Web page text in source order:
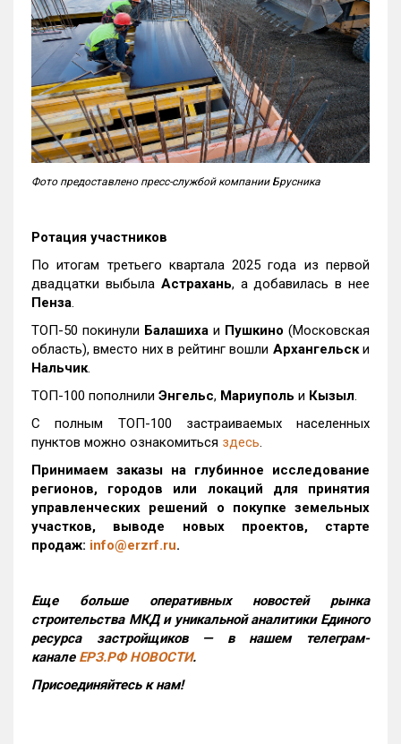
Фото предоставлено пресс-службой компании Брусника
Ротация участников
По итогам третьего квартала 2025 года из первой
двадцатки выбыла Астрахань, а добавилась в нее
Пенза.
ТОП-50 покинули Балашиха и Пушкино (Московская
область), вместо них в рейтинг вошли Архангельски
Нальчик.
ТОП-100 пополнили Энгельс, Мариуполь и Кызыл.
С полным ТОП-100 застраиваемых населенных
пунктов можно ознакомиться здесь.
Принимаем заказы на глубинное исследование
регионов, городов или локаций для принятия
управленческих решений о покупке земельных
участков, выводе новых проектов, старте
продаж: info@erzrf.ru.
Еще больше оперативных новостей рынка
строительства МКД и уникальной аналитики Единого
ресурса застройщиков — в нашем телеграм-
канале ЕРЗ.РФ НОВОСТИ.
Присоединяйтесь к нам!